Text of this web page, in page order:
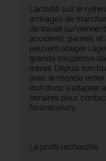
L'activité suit le
arrivages de
de travail
accidents, pannes
peuvent obliger
grande souplesse
travail. Depuis son
avec le monde
doit donc s'adapter
horaires pour
fournisseurs.
Le profil recherché